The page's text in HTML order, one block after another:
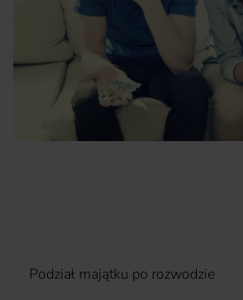
Podział majątku po rozwodzie